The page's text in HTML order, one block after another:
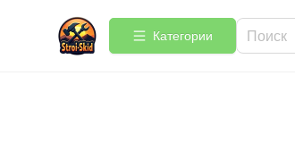
Категории